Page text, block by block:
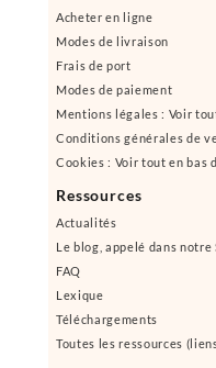
Acheter en ligne
Modes de livraison
Frais de port
Modes de paiement
Mentions légales : Voir
Conditions générales de
Cookies : Voir tout en bas
Ressources
Actualités
Le blog, appelé dans
FAQ
Lexique
Téléchargements
Toutes les ressources